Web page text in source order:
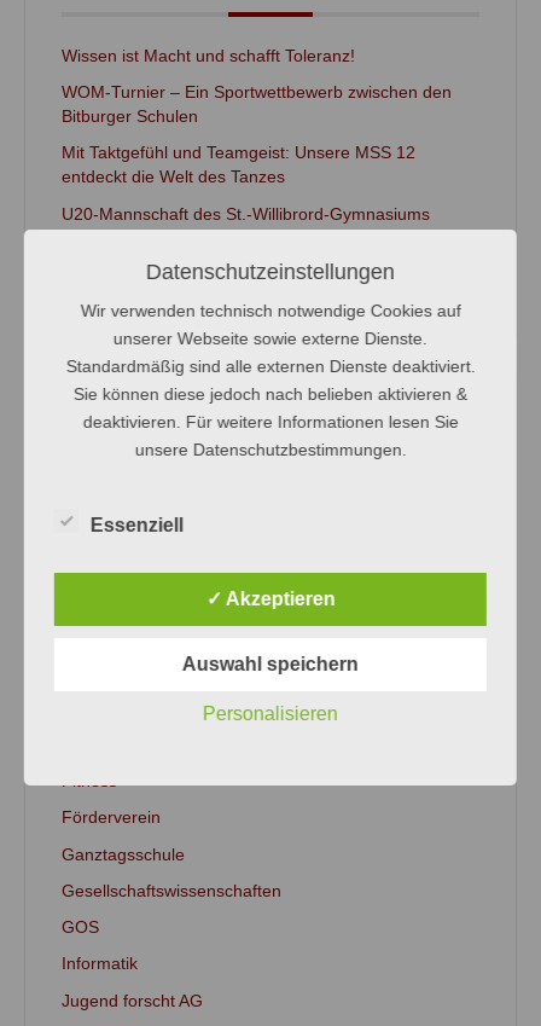
Wissen ist Macht und schafft Toleranz!
WOM-Turnier – Ein Sportwettbewerb zwischen den
Bitburger Schulen
Mit Taktgefühl und Teamgeist: Unsere MSS 12
entdeckt die Welt des Tanzes
U20-Mannschaft des St.-Willibrord-Gymnasiums
Landesschulmeisterschaften
KATEGORIEN
Aktuelle Informationen
Englisch bilingual
Fitness
Förderverein
Ganztagsschule
Gesellschaftswissenschaften
GOS
Informatik
Jugend forscht AG
Datenschutzeinstellungen
Wir verwenden technisch notwendige Cookies auf
unserer Webseite sowie externe Dienste.
Standardmäßig sind alle externen Dienste deaktiviert.
Sie können diese jedoch nach belieben aktivieren &
deaktivieren. Für weitere Informationen lesen Sie
unsere Datenschutzbestimmungen.
Essenziell
✓ Akzeptieren
Auswahl speichern
Personalisieren